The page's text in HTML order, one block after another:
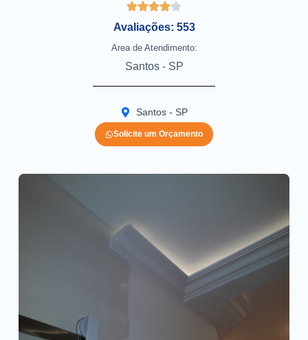
Avaliações: 553
Area de Atendimento:
Santos - SP
Santos - SP
Solicite um Orçamento